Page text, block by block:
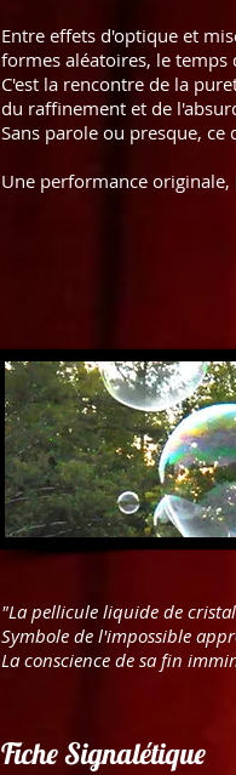
Entre effets d'optique et
formes aléatoires, le temps
C'est la rencontre de la
du raffinement et de
Sans parole ou presque,
Une performance
Fiche Signalétique
"La pellicule liquide de
Symbole de l'impossible
La conscience de sa fin